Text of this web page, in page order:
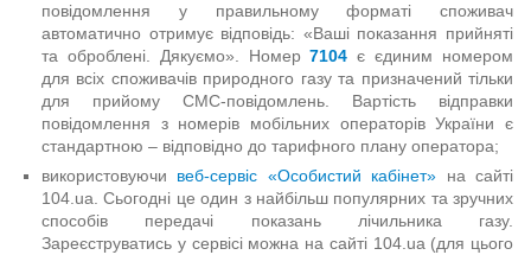
повідомлення у правильному форматі споживач
автоматично отримує відповідь: «Ваші показання прийняті
та оброблені. Дякуємо». Номер7104 є єдиним номером
для всіх споживачів природного газу та призначений тільки
для прийому СМС-повідомлень. Вартість відправки
повідомлення з номерів мобільних операторів України є
стандартною – відповідно до тарифного плану оператора;
використовуючи веб-сервіс «Особистий кабінет» на сайті
104.ua. Сьогодні це один з найбільш популярних та зручних
способів передачі показань лічильника газу.
Зареєструватись у сервісі можна на сайті 104.ua (для цього